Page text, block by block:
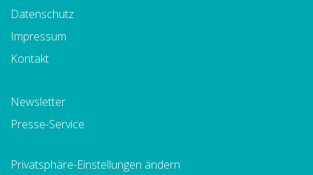
Datenschutz
Impressum
Kontakt
Newsletter
Presse-Service
Privatsphäre-Einstellungen ändern